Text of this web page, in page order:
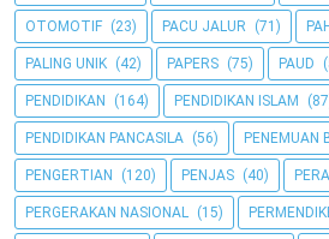
OTOMOTIF (23) PACU JALUR (71)
PALING UNIK (42) PAPERS (75) PAUD
PENDIDIKAN (164) PENDIDIKAN ISLAM
PENDIDIKAN PANCASILA (56) PENEMUAN
PENGERTIAN (120) PENJAS (40)
PERGERAKAN NASIONAL (15)